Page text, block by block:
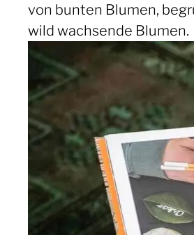
von bunten Blumen,
wild wachsende Blumen.